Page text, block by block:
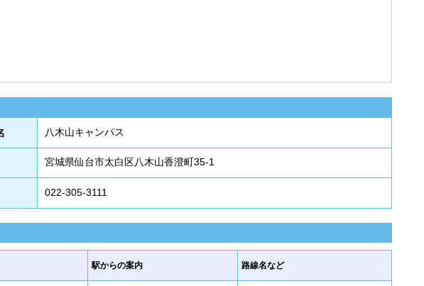
八木山キャンパス
宮城県仙台市太白区八木山香澄町35-1
022-305-3111
駅からの案内 路線名など